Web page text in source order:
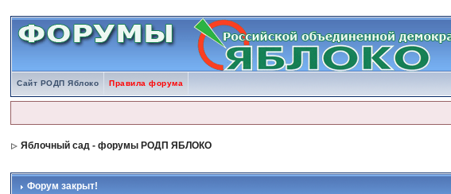
Сайт РОДП Яблоко Правила форума
Яблочный сад - форумы РОДП ЯБЛОКО
Форум закрыт!